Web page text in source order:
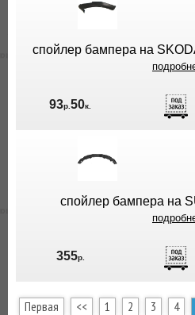
спойлер бампера на
93р.50к.
спойлер бампера на
355р.
Первая << 1 2 3 4